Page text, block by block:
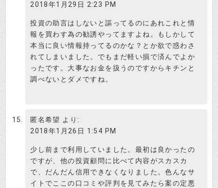
2018年1月29日 2:23 PM
投資の助言はしないと謳ってるのにあれこれと情
報を買わす為の勧誘やってますよね。もしかして
本当に良い情報持ってるのかな？とか欲で惑わさ
れてしまいました。でもまだ軽い損で済んでよか
ったです。大事なお金を扱うのですからキチンと
調べないとダメですね。
匿名希望 より:
2018年1月26日 1:54 PM
少し前まで利用していました。最初は良かったの
ですが、他の投資顧問に比べて内容がスカスカ
で、だんだん信用できなくなりました。色んなサ
イトでここの口コミや評判を見てみたら案の定悪